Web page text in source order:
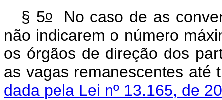
§ 5oNo caso de as
não indicarem o número
os órgãos de direção dos
as vagas remanescentes
dada pela Lei nº 13.165, de